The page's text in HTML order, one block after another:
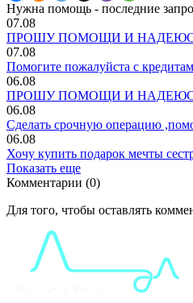
Нужна помощь - последние
07.08
ПРОШУ ПОМОЩИ И
07.08
Помогите пожалуйста с
06.08
ПРОШУ ПОМОЩИ И
06.08
Сделать срочную операцию
06.08
Хочу купить подарок мечты
Показать еще
Комментарии (0)
Для того, чтобы оставлять